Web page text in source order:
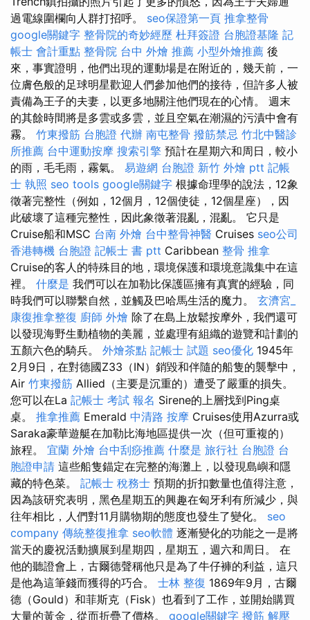
過電線圍欄向人群打招呼。 seo保證第一頁 推拿整骨
google關鍵字 整骨院的奇妙經歷 杜拜簽證 台胞證基隆 記
帳士 會計重點 整骨院 台中 外燴 推薦 小型外燴推薦 後
來，事實證明，他們出現的運動場是在附近的，幾天前，一
位膚色般的足球明星歡迎人們參加他們的接待，但許多人被
責備為王子的夫妻，以更多地關注他們現在的心情。 週末
的其餘時間將是多雲或多雲，並且空氣在潮濕的污漬中會有
霧。 竹東撥筋 台胞證 代辦 南屯整骨 撥筋禁忌 竹北中醫診
所推薦 台中運動按摩 搜索引擎 預計在星期六和周日，較小
的雨，毛毛雨，霧氣。 易遊網 台胞證 新竹 外燴 ptt 記帳
士 執照 seo tools google關鍵字 根據命理學的說法，12象
徵著完整性（例如，12個月，12個使徒，12個星座），因
此破壞了這種完整性，因此象徵著混亂，混亂。 它只是
Cruise船和MSC 台南 外燴 台中整骨神醫 Cruises seo公司
香港轉機 台胞證 記帳士 書 ptt Caribbean 整骨 推拿
Cruise的客人的特殊目的地，環境保護和環境意識集中在這
裡。 什麼是 我們可以在加勒比保護區擁有真實的經驗，同
時我們可以聯繫自然，並觸及巴哈馬生活的魔力。 玄濟宮_
康復推拿整復 廚師 外燴 除了在島上放鬆按摩外，我們還可
以發現海野生動植物的美麗，並處理有組織的遊覽和計劃的
五顏六色的騎兵。 外燴茶點 記帳士 試題 seo優化 1945年
2月9日，在對德國Z33（IN）銷毀和伴隨的船隻的襲擊中，
Air 竹東撥筋 Allied（主要是沉重的）遭受了嚴重的損失。
您可以在La 記帳士 考試 報名 Sirene的上層找到Ping桌
桌。 推拿推薦 Emerald 中清路 按摩 Cruises使用Azurra或
Saraka豪華遊艇在加勒比海地區提供一次（但可重複的）
旅程。 宜蘭 外燴 台中刮痧推薦 什麼是 旅行社 台胞證 台
胞證申請 這些船隻錨定在完整的海灘上，以發現島嶼和隱
藏的特色菜。 記帳士 稅務士 預期的折扣數量也值得注意，
因為該研究表明，黑色星期五的興趣在匈牙利有所減少，與
往年相比，人們對11月購物期的態度也發生了變化。 seo
company 傳統整復推拿 seo軟體 逐漸變化的功能之一是將
當天的慶祝活動擴展到星期四，星期五，週六和周日。 在
他的聽證會上，古爾德聲稱他只是為了牛仔褲的利益，這只
是他為這筆錢而獲得的巧合。 士林 整復 1869年9月，古爾
德（Gould）和菲斯克（Fisk）也看到了工作，並開始購買
大量的黃金，從而折疊了價格。 google關鍵字 撥筋 解壓